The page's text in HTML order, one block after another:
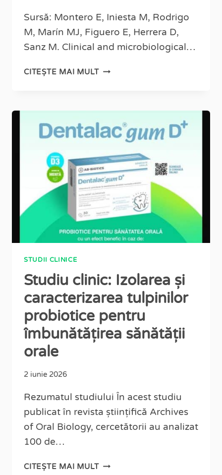
Sursă: Montero E, Iniesta M, Rodrigo
M, Marín MJ, Figuero E, Herrera D,
Sanz M. Clinical and microbiological…
CITEȘTE MAI MULT
STUDII CLINICE
Studiu clinic: Izolarea și
caracterizarea tulpinilor
probiotice pentru
îmbunătățirea sănătății
orale
2 iunie 2026
Rezumatul studiului În acest studiu
publicat în revista științifică Archives
of Oral Biology, cercetătorii au analizat
100 de…
CITEȘTE MAI MULT